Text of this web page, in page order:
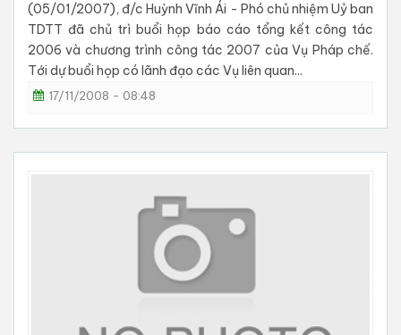
(05/01/2007), đ/c Huỳnh Vĩnh Ái - Phó chủ nhiệm Uỷ ban
TDTT đã chủ trì buổi họp báo cáo tổng kết công tác
2006 và chương trình công tác 2007 của Vụ Pháp chế.
Tới dự buổi họp có lãnh đạo các Vụ liên quan...
17/11/2008 - 08:48